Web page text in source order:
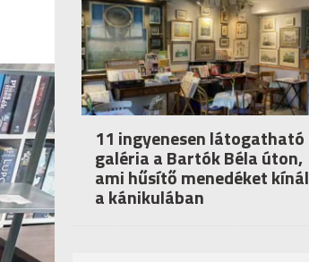
11 ingyenesen látogatható
galéria a Bartók Béla úton,
ami hűsítő menedéket kínál
a kánikulában